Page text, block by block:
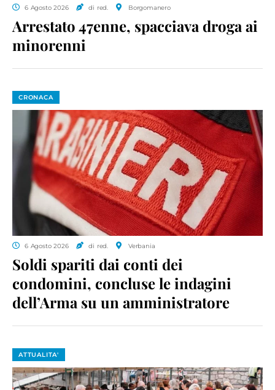
6 Agosto 2026 di red. Borgomanero
Arrestato 47enne, spacciava droga ai
minorenni
CRONACA
6 Agosto 2026 di red. Verbania
Soldi spariti dai conti dei
condomini, concluse le indagini
dell’Arma su un amministratore
ATTUALITA'